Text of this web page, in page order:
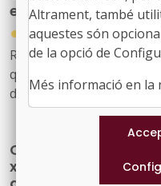
especialitzats per a
●
10/12/2025
Resolució CLT/4494/
qual es dona publicitat a
d'Administració de
Cultural pel qual
concessió de
competitiva, per a
documentals destinats a
Convocatòria de
xarxes de difusió
Altrament, també
aquestes són
de la opció de
Més informació en la